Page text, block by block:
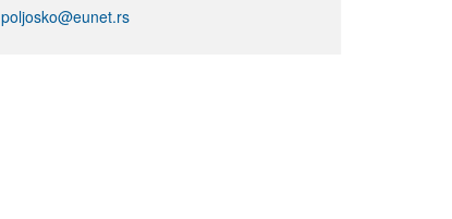
poljosko@eunet.rs